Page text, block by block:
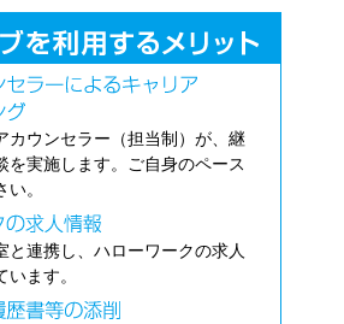
カウンセラー（担当制）が、継
を実施します。ご自身のペース
。
と連携し、ハローワークの求人
ます。